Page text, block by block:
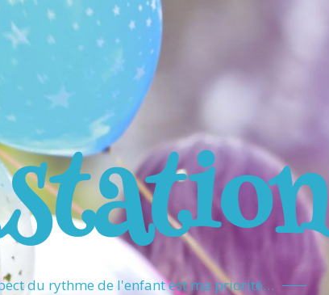
du rythme de l'enfant est ma priorité…